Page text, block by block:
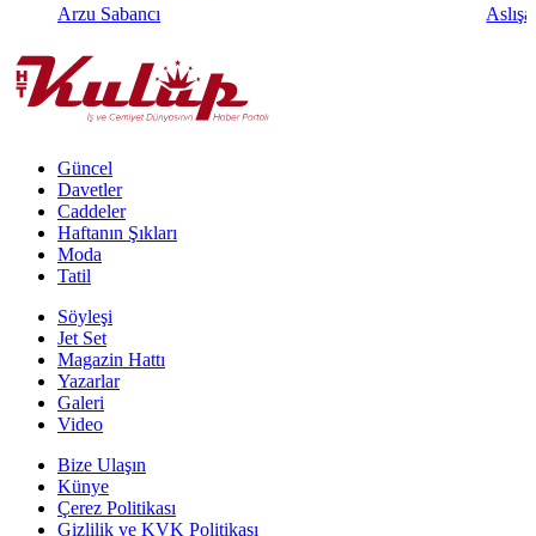
Arzu Sabancı
Güncel
Davetler
Caddeler
Haftanın Şıkları
Moda
Tatil
Söyleşi
Jet Set
Magazin Hattı
Yazarlar
Galeri
Video
Bize Ulaşın
Künye
Çerez Politikası
Gizlilik ve KVK Politikası